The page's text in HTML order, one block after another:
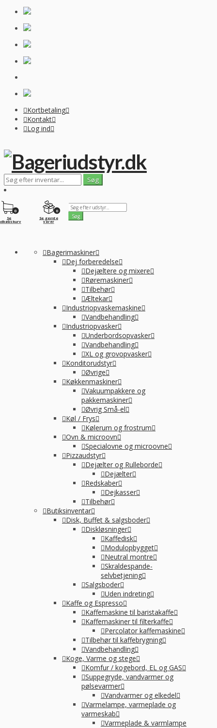
Kortbetaling
Kontakt
Log ind
0
Se gemte
varer
0
Se
Bagerimaskiner
Dej forberedelse
Dejæltere og mixere
Røremaskiner
Tilbehør
Æltekar
Industriopvaskemaskine
Vandbehandling
Industriopvasker
Underbordsopvasker
Vandbehandling
XL og grovopvasker
Konditorudstyr
Øvrige
Køkkenmaskiner
Vakuumpakkere og
pakkemaskiner
Øvrig Små-el
Køl / Frys
Kølerum og frostrum
Ovn & microovn
Specialovne og microovne
Pizzaudstyr
Dejælter og Rulleborde
Dejælter
Redskaber
Dejkasser
Tilbehør
Butiksinventar
Disk, Buffet & salgsboder
Diskløsninger
Kaffedisk
Modulopbygget
Neutral montre
Skraldespande-
selvbetjening
Salgsboder
Uden indreting
Kaffe og Espresso
Kaffemaskine til baristakaffe
Kaffemaskiner til filterkaffe
Percolator kaffemaskine
Tilbehør til kaffebrygning
Vandbehandling
Koge, Varme og stege
Komfur / kogebord, EL og GAS
Suppegryde, vandvarmer og
pølsevarmer
Vandvarmer og elkedel
Varmelampe, varmeplade og
varmeskab
Varmeplade & varmlampe